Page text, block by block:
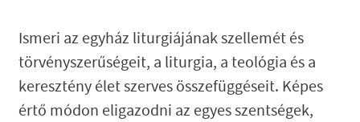
Ismeri az egyház liturgiájának szellemét és
törvényszerűségeit, a liturgia, a teológia és a
keresztény élet szerves összefüggéseit. Képes
értő módon eligazodni az egyes szentségek,